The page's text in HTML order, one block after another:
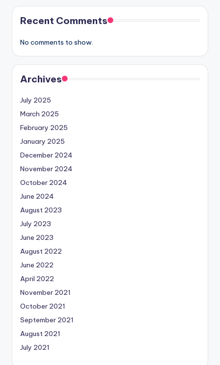
Recent Comments
No comments to show.
Archives
July 2025
March 2025
February 2025
January 2025
December 2024
November 2024
October 2024
June 2024
August 2023
July 2023
June 2023
August 2022
June 2022
April 2022
November 2021
October 2021
September 2021
August 2021
July 2021